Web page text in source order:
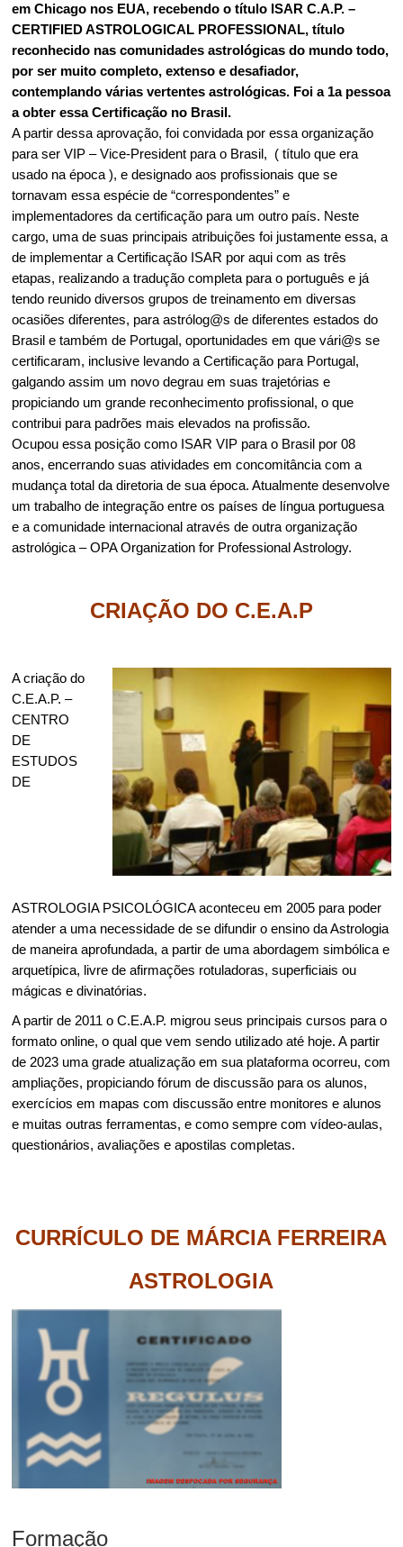
em Chicago nos EUA, recebendo o título ISAR C.A.P. –
CERTIFIED ASTROLOGICAL PROFESSIONAL, título
reconhecido nas comunidades astrológicas do mundo todo,
por ser muito completo, extenso e desafiador,
contemplando várias vertentes astrológicas. Foi a 1a pessoa
a obter essa Certificação no Brasil.
A partir dessa aprovação, foi convidada por essa organização
para ser VIP – Vice-President para o Brasil, ( título que era
usado na época ), e designado aos profissionais que se
tornavam essa espécie de “correspondentes” e
implementadores da certificação para um outro país. Neste
cargo, uma de suas principais atribuições foi justamente essa, a
de implementar a Certificação ISAR por aqui com as três
etapas, realizando a tradução completa para o português e já
tendo reunido diversos grupos de treinamento em diversas
ocasiões diferentes, para astrólog@s de diferentes estados do
Brasil e também de Portugal, oportunidades em que vári@s se
certificaram, inclusive levando a Certificação para Portugal,
galgando assim um novo degrau em suas trajetórias e
propiciando um grande reconhecimento profissional, o que
contribui para padrões mais elevados na profissão.
Ocupou essa posição como ISAR VIP para o Brasil por 08
anos, encerrando suas atividades em concomitância com a
mudança total da diretoria de sua época. Atualmente desenvolve
um trabalho de integração entre os países de língua portuguesa
e a comunidade internacional através de outra organização
astrológica – OPA Organization for Professional Astrology.
CRIAÇÃO DO C.E.A.P
A criação do
C.E.A.P. –
CENTRO
DE
ESTUDOS
DE
ASTROLOGIA PSICOLÓGICA aconteceu em 2005 para poder
atender a uma necessidade de se difundir o ensino da Astrologia
de maneira aprofundada, a partir de uma abordagem simbólica e
arquetípica, livre de afirmações rotuladoras, superficiais ou
mágicas e divinatórias.
A partir de 2011 o C.E.A.P. migrou seus principais cursos para o
formato online, o qual que vem sendo utilizado até hoje. A partir
de 2023 uma grade atualização em sua plataforma ocorreu, com
ampliações, propiciando fórum de discussão para os alunos,
exercícios em mapas com discussão entre monitores e alunos
e muitas outras ferramentas, e como sempre com vídeo-aulas,
questionários, avaliações e apostilas completas.
CURRÍCULO DE MÁRCIA FERREIRA
ASTROLOGIA
Formação